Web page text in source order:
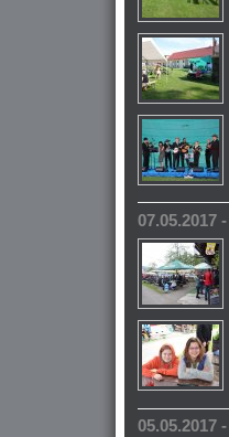
07.05.2017
05.05.2017